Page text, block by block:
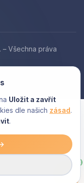
– Všechna práva
AI
Uložit a zavřít
dle našich zásad.
.